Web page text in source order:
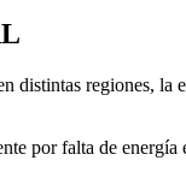
regiones, la
por falta de